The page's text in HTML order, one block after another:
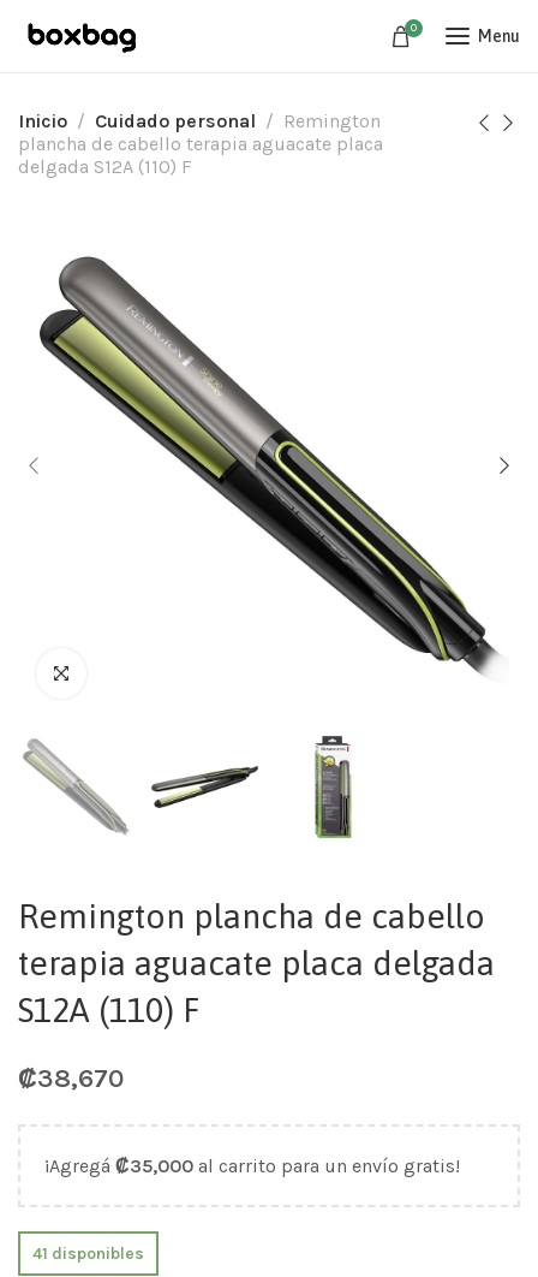
0 Menu
Inicio Cuidado personal
Remington
plancha de cabello terapia aguacate placa
delgada S12A (110) F
Remington plancha de cabello
terapia aguacate placa delgada
S12A (110) F
₡38,670
¡Agregá ₡35,000 al carrito para un envío gratis!
41 disponibles